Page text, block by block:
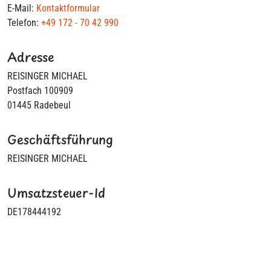
E-Mail: Kontaktformular
Telefon: +49 172 - 70 42 990
Adresse
REISINGER MICHAEL
Postfach 100909
01445 Radebeul
Geschäftsführung
REISINGER MICHAEL
Umsatzsteuer-Id
DE178444192